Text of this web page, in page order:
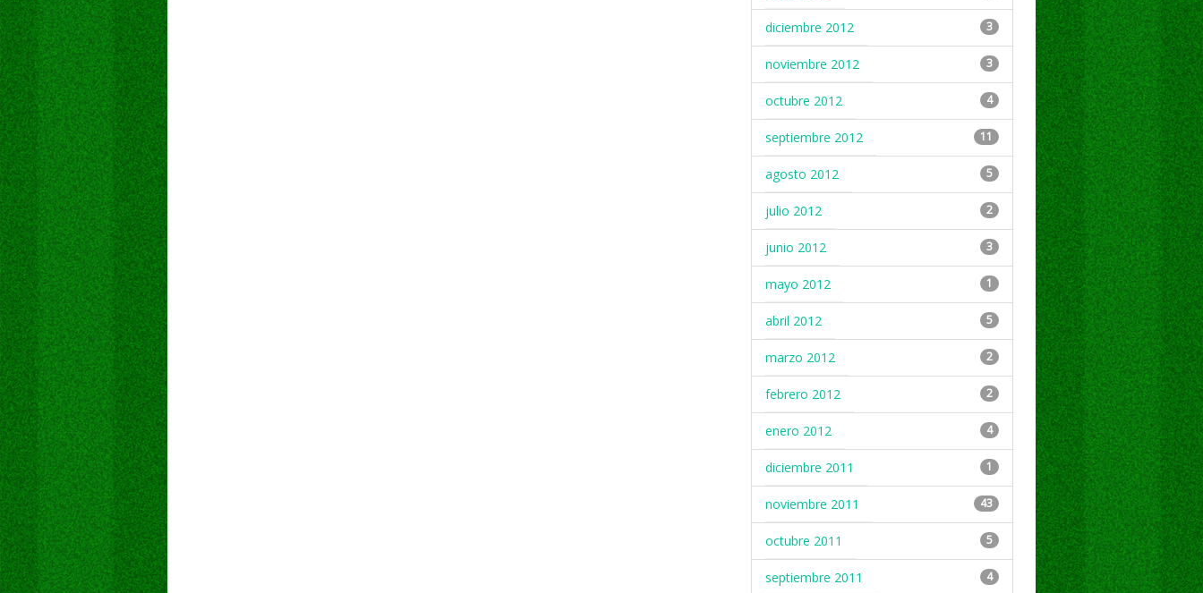
diciembre 2012 3
noviembre 2012 3
octubre 2012 4
septiembre 2012 11
agosto 2012 5
julio 2012 2
junio 2012 3
mayo 2012 1
abril 2012 5
marzo 2012 2
febrero 2012 2
enero 2012 4
diciembre 2011 1
noviembre 2011 43
octubre 2011 5
septiembre 2011 4